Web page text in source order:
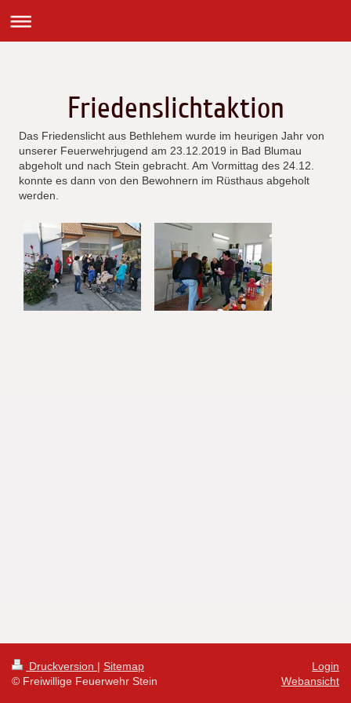
Friedenslichtaktion
Das Friedenslicht aus Bethlehem wurde im heurigen Jahr von
unserer Feuerwehrjugend am 23.12.2019 in Bad Blumau
abgeholt und nach Stein gebracht. Am Vormittag des 24.12.
konnte es dann von den Bewohnern im Rüsthaus abgeholt
werden.
Druckversion | Sitemap
© Freiwillige Feuerwehr Stein
Login
Webansicht